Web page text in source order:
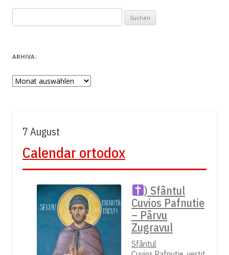
nach:
ARHIVA:
Arhiva:
7 August
Calendar ortodox
) Sfântul
Cuvios Pafnutie
– Pârvu
Zugravul
Sfântul